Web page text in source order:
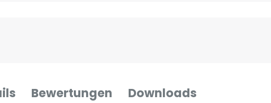
Bewertungen Downloads